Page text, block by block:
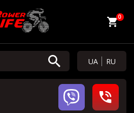
0
UA RU